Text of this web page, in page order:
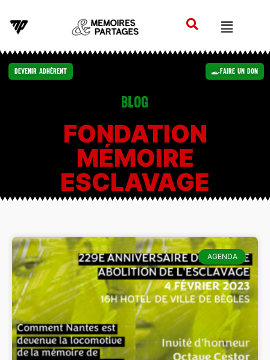
Devenir Adhérent Faire un Don
Blog
FONDATION
MÉMOIRE
ESCLAVAGE
AGENDA